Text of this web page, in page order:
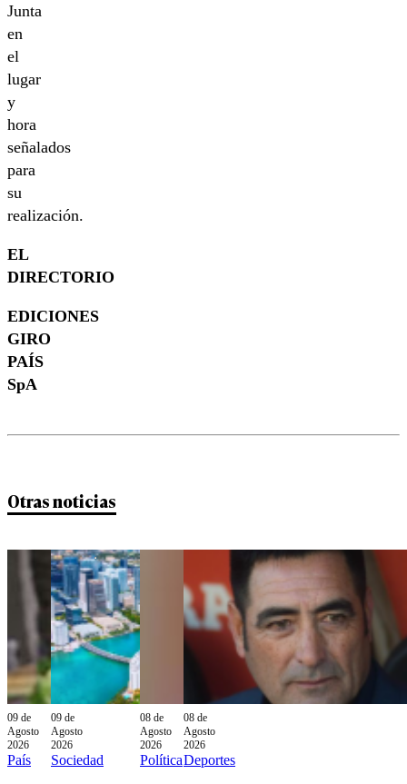
Junta
en
el
lugar
y
hora
señalados
para
su
realización.
EL
DIRECTORIO
EDICIONES
GIRO
PAÍS
SpA
Otras noticias
09 de
Agosto
2026
País
09 de
Agosto
2026
Sociedad
08 de
Agosto
2026
Política
08 de
Agosto
2026
Deportes